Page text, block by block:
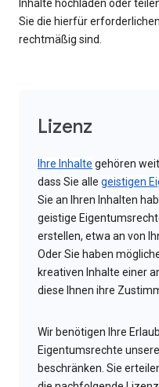
Inhalte hochladen oder
Sie die hierfür
rechtmäßig sind.
Lizenz
Ihre Inhalte gehören
dass Sie alle geistigen
Sie an Ihren Inhalten
geistige
erstellen, etwa an von
Oder Sie haben
kreativen Inhalte einer
diese Ihnen ihre
Wir benötigen Ihre
Eigentumsrechte
beschränken. Sie